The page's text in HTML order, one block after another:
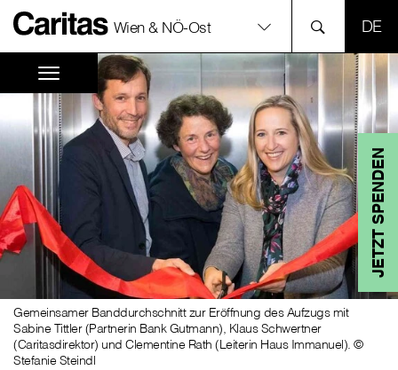
Wien & NÖ-Ost
JETZT SPENDEN
Gemeinsamer Banddurchschnitt zur Eröffnung des Aufzugs mit
Sabine Tittler (Partnerin Bank Gutmann), Klaus Schwertner
(Caritasdirektor) und Clementine Rath (Leiterin Haus Immanuel). ©
Stefanie Steindl